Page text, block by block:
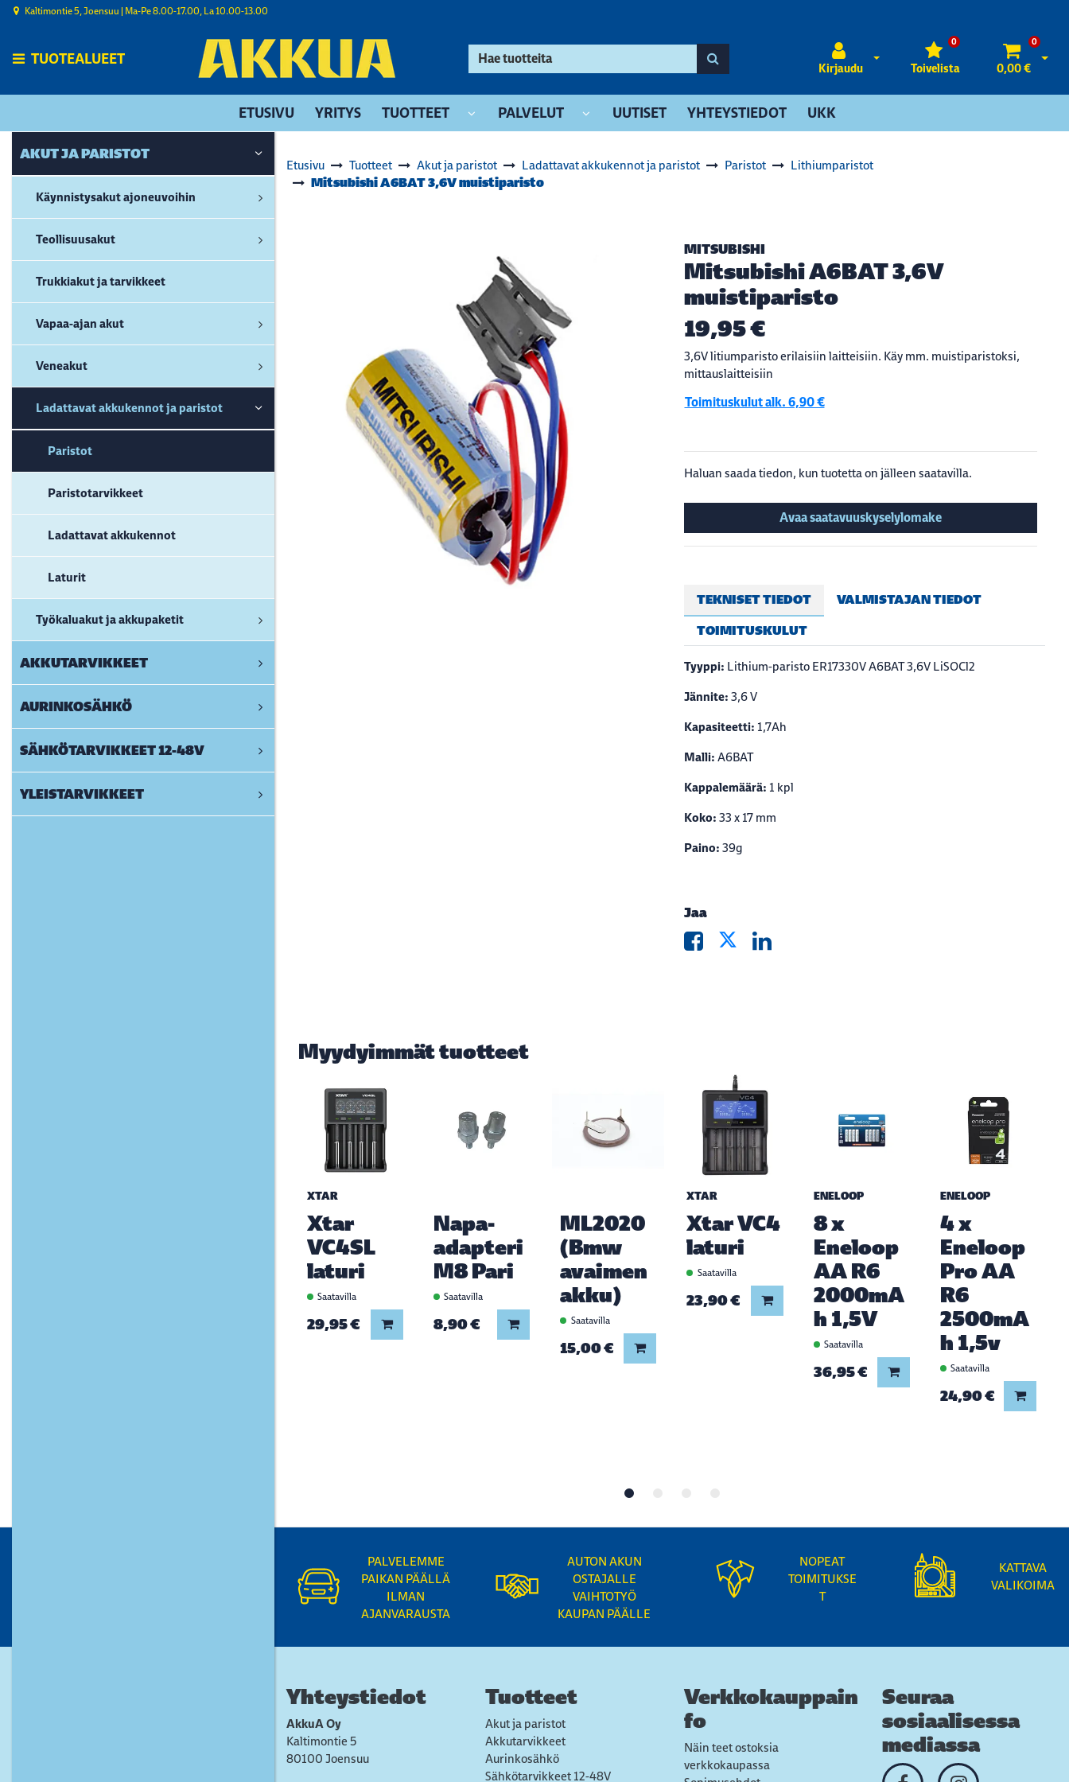
Siirry pääsisältöön
Kaltimontie 5, Joensuu | ​Ma-Pe 8.00-17.00, La 10.00-13.00
TUOTEALUEET
Kirjaudu
Avaa kirjautuminen
Toivelista
0 0
0,00 €
ETUSIVU YRITYS TUOTTEET PALVELUT UUTISET YHTEYSTIEDOT UKK
AKUT JA PARISTOT
Käynnistysakut ajoneuvoihin
Teollisuusakut
Trukkiakut ja tarvikkeet
Vapaa-ajan akut
Veneakut
Ladattavat akkukennot ja paristot
Paristot
Paristotarvikkeet
Ladattavat akkukennot
Laturit
Työkaluakut ja akkupaketit
AKKUTARVIKKEET
AURINKOSÄHKÖ
SÄHKÖTARVIKKEET 12-48V
YLEISTARVIKKEET
Etusivu Tuotteet Akut ja paristot Ladattavat akkukennot ja paristot Paristot Lithiumparistot
Mitsubishi A6BAT 3,6V muistiparisto
MITSUBISHI
Mitsubishi A6BAT 3,6V
muistiparisto
19,95 €
3,6V litiumparisto erilaisiin laitteisiin. Käy mm. muistiparistoksi,
mittauslaitteisiin
Toimituskulut alk. 6,90 €
Haluan saada tiedon, kun tuotetta on jälleen saatavilla.
Avaa saatavuuskyselylomake
TEKNISET TIEDOT
VALMISTAJAN TIEDOT
TOIMITUSKULUT
Tyyppi: Lithium-paristo ER17330V A6BAT3,6V LiSOCl2
Jännite: 3,6 V
Kapasiteetti: 1,7Ah
Malli: A6BAT
Kappalemäärä: 1 kpl
Koko: 33 x 17 mm
Paino: 39g
Jaa
Myydyimmät tuotteet
XTAR
Xtar
VC4SL
laturi
Saatavilla
29,95 € Lisää koriin
Napa-
adapteri
M8 Pari
Saatavilla
8,90 € Lisää koriin
ML2020
(Bmw
avaimen
akku)
Saatavilla
15,00 € Lisää koriin
XTAR
Xtar VC4
laturi
Saatavilla
23,90 € Lisää koriin
ENELOOP
8 x
Eneloop
AA R6
2000mA
h 1,5V
Saatavilla
36,95 € Lisää koriin
ENELOOP
4 x
Eneloop
Pro AA
R6
2500mA
h 1,5v
Saatavilla
24,90 € Lisää
PALVELEMME
PAIKAN PÄÄLLÄ
ILMAN
AJANVARAUSTA
AUTON AKUN
OSTAJALLE
VAIHTOTYÖ
KAUPAN PÄÄLLE
NOPEAT
TOIMITUKSE
T
KATTAVA
VALIKOIMA
Yhteystiedot
AkkuA Oy
Kaltimontie 5
80100 Joensuu
Tuotteet
Akut ja paristot
Akkutarvikkeet
Aurinkosähkö
Sähkötarvikkeet 12-48V
Verkkokauppain
fo
Näin teet ostoksia
verkkokaupassa
Seuraa
sosiaalisessa
mediassa